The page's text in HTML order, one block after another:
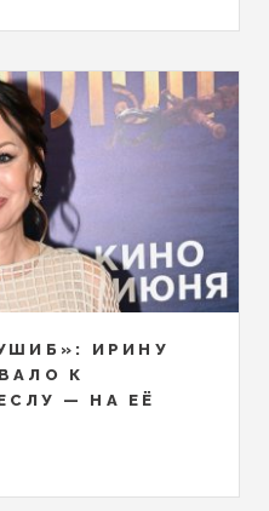
ИРИНУ
К
— НА ЕЁ